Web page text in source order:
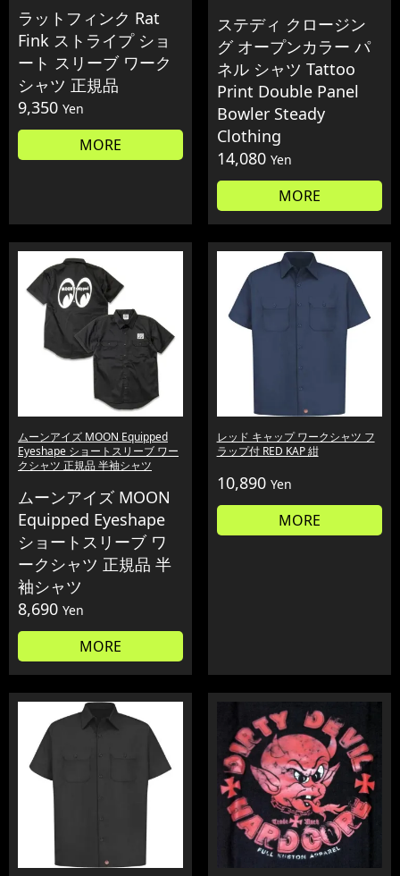
ラットフィンク Rat
Fink ストライプ ショ
ート スリーブ ワーク
シャツ 正規品
9,350 Yen
MORE
ステディ クロージン
グ オープンカラー パ
ネル シャツ Tattoo
Print Double Panel
Bowler Steady
Clothing
14,080 Yen
MORE
ムーンアイズ MOON Equipped
Eyeshape ショートスリーブ ワー
クシャツ 正規品 半袖シャツ
ムーンアイズ MOON
Equipped Eyeshape
ショートスリーブ ワ
ークシャツ 正規品 半
袖シャツ
8,690 Yen
MORE
レッド キャップ ワークシャツ フ
ラップ付 RED KAP 紺
10,890 Yen
MORE